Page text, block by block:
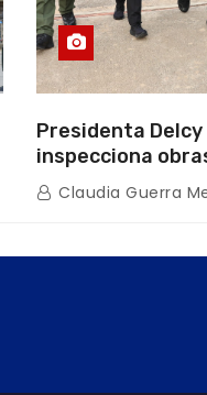
Presidenta Delcy
inspecciona
restauración en
tras afectaciones
Claudia Guerra